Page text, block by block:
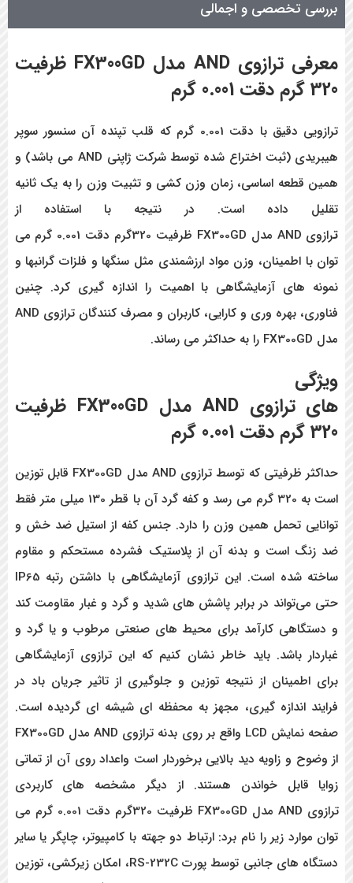
بررسی تخصصی و اجمالی
معرفی ترازویAND مدلFX300GD ظرفیت
320 گرم دقت 0.001 گرم
ترازویی دقیق با دقت 0.001 گرم که قلب تپنده آن سنسور سوپر
هیبریدی (ثبت اختراع شده توسط شرکت ژاپنی AND می باشد) و
همین قطعه اساسی، زمان وزن کشی و تثبیت وزن را به یک ثانیه
تقلیل داده است. در نتیجه با استفاده از
ت
رازوی AND مدل FX300GD ظرفیت 320گرم دقت 0.001 گرم می
توان با اطمینان، وزن مواد ارزشمندی مثل سنگها و فلزات گرانبها و
نمونه های آزمایشگاهی با اهمیت را اندازه گیری کرد. چنین
فناوری، بهره وری و کارایی، کاربران و مصرف کنندگان ترازوی AND
مدل FX300GD را به حداکثر می رساند.
ویژگی
هایترازوی AND مدل FX300GD ظرفیت
320 گرم دقت 0.001 گرم
حداکثر ظرفیتی که توسط ترازوی AND مدل FX300GD قابل توزین
است به 320 گرم می رسد و کفه گرد آن با قطر 130 میلی متر فقط
توانایی تحمل همین وزن را دارد. جنس کفه از استیل ضد خش و
ضد زنگ است و بدنه آن از پلاستیک فشرده مستحکم و مقاوم
ساخته شده است. این ترازوی آزمایشگاهی با داشتن رتبه IP65
حتی می‌تواند در برابر پاشش های شدید و گرد و غبار مقاومت کند
و دستگاهی کارآمد برای محیط های صنعتی مرطوب و یا گرد و
غباردار باشد. باید خاطر نشان کنیم که این ترازوی آزمایشگاهی
برای اطمینان از نتیجه توزین و جلوگیری از تاثیر جریان باد در
فرایند اندازه گیری، مجهز به محفظه ای شیشه ای گردیده است.
صفحه نمایش LCD واقع بر روی بدنه ترازوی AND مدل FX300GD
از وضوح و زاویه دید بالایی برخوردار است واعداد روی آن از تماتی
زوایا قابل خواندن هستند. از دیگر مشخصه های کاربردی
ترازوی AND مدل FX300GD ظرفیت 320گرم دقت 0.001 گرم می
توان موارد زیر را نام برد: ارتباط دو جهته با کامپیوتر، چاپگر یا سایر
دستگاه های جانبی توسط پورت RS-232C، امکان زیرکشی، توزین